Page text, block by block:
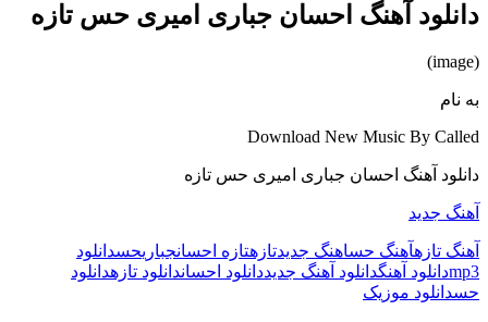
دانلود آهنگ احسان جباری امیری حس تازه
(image)
به نام
Download New Music By Called
دانلود آهنگ احسان جباری امیری حس تازه
آهنگ جدید
آهنگ تازهآهنگ حساهنگ جدیدتازهتازه احسانجباریحسدانلود
mp3دانلود آهنگدانلود آهنگ جدیددانلود احساندانلود تازهدانلود
حسدانلود موزیک